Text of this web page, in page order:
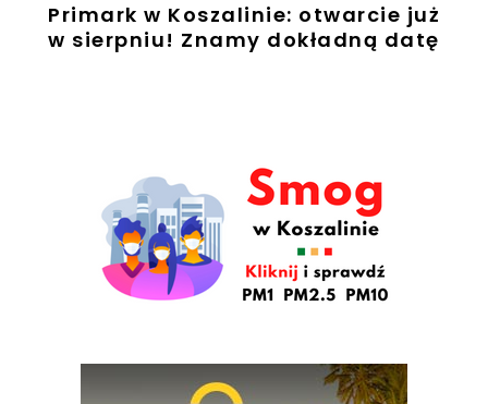
Primark w Koszalinie: otwarcie już
w sierpniu! Znamy dokładną datę